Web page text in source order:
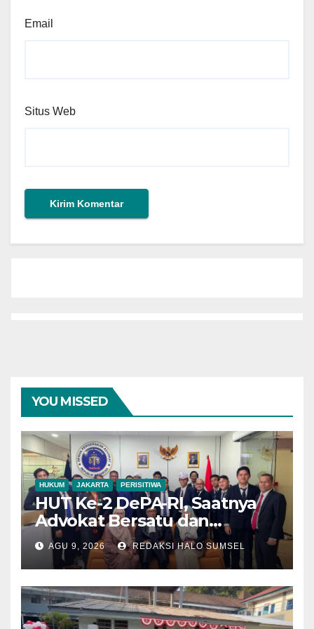
Email
Situs Web
YOU MISSED
HUKUM JAKARTA PERISITIWA
HUT Ke-2 DePA-RI, Saatnya
Advokat Bersatu dan
Bergerak untuk Keadilan
AGU 9, 2026 REDAKSI HALO SUMSEL